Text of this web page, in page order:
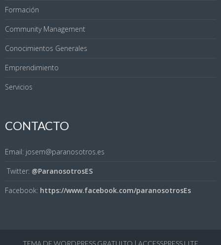
Formación
Community Management
Conocimientos Generales
Emprendimiento
Servicios
CONTACTO
Email: josem@paranosotros.es
Twitter: @ParanosotrosES
Facebook: https://www.facebook.com/paranosotrosEs
TEMA DE WORDPRESS GRATUITO | ACCESSPRESS LITE